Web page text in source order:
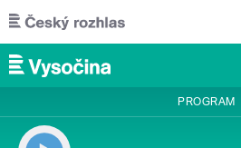
Přejít k hlavnímu obsahu
PROGRAM